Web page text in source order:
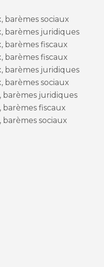
barèmes sociaux
barèmes juridiques
barèmes fiscaux
barèmes fiscaux
barèmes juridiques
barèmes sociaux
barèmes juridiques
barèmes fiscaux
barèmes sociaux